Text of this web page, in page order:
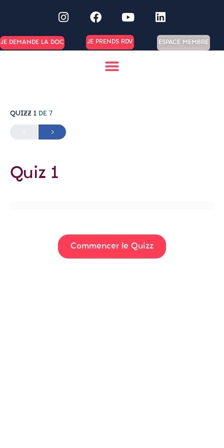
JE DEMANDE LA DOC JE PRENDS RDV ESPACE MEMBRE
QUIZZ 1 DE 7
Quiz 1